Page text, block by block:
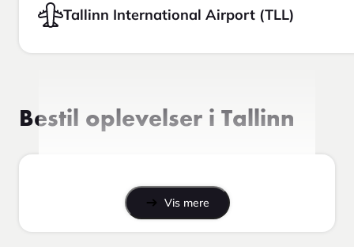
Tallinn International Airport (TLL)
Bestil oplevelser i Tallinn
Vis mere